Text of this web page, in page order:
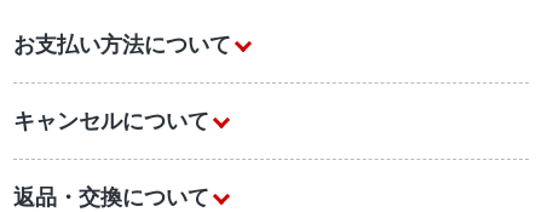
お支払い方法について
キャンセルについて
返品・交換について